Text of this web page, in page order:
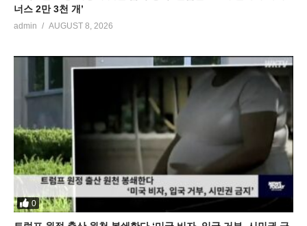
너스 2만 3천 개’
admin AUGUST 8, 2026
0